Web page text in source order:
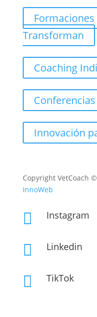
Transforman
Coaching
Innovación
CopyrightVetCoach
InnoWeb
 Instagram
 Linkedin
 TikTok